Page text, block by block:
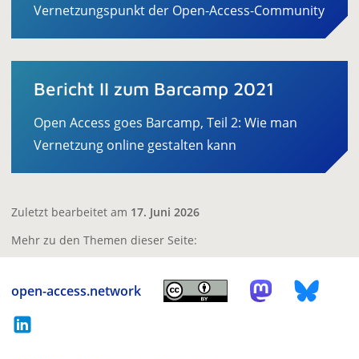
Vernetzungspunkt der Open-Access-Community
Bericht II zum Barcamp 2021
Open Access goes Barcamp, Teil 2: Wie man
Vernetzung online gestalten kann
Zuletzt bearbeitet am 17. Juni 2026
Mehr zu den Themen dieser Seite:
open-access.network